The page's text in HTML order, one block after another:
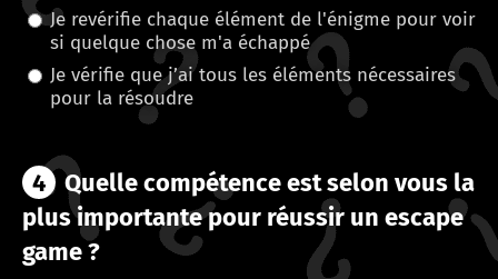
Je revérifie chaque élément de l'énigme pour voir
si quelque chose m'a échappé
Je vérifie que j’ai tous les éléments nécessaires
pour la résoudre
4
Quelle compétence est selon vous la
plus importante pour réussir un escape
game ?